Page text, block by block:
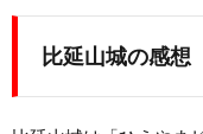
比延山城の感想